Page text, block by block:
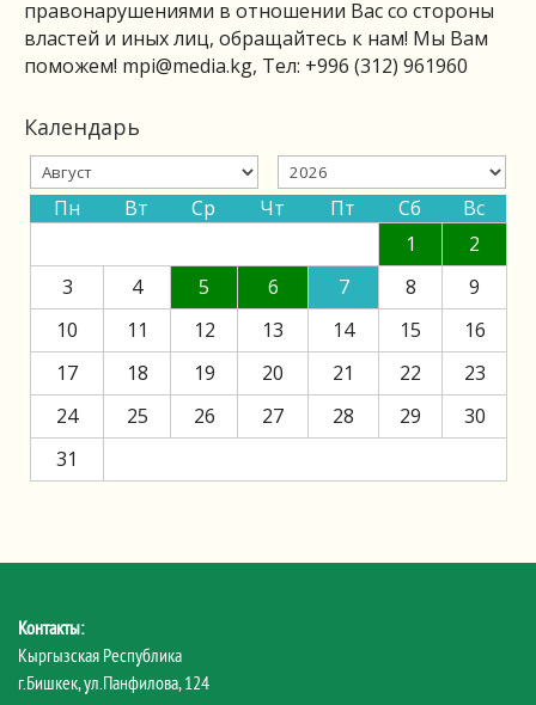
правонарушениями в отношении Вас со стороны
властей и иных лиц, обращайтесь к нам! Мы Вам
поможем! mpi@media.kg, Тел: +996 (312) 961960
Календарь
Пн Вт Ср Чт Пт Сб
Вс
1
2
3
4 5 6 7 8
9
10
11 12 13 14 15
16
17
18 19 20 21 22
23
24
25 26 27 28 29
30
31
Контакты:
Кыргызская Республика
г.Бишкек, ул.Панфилова, 124